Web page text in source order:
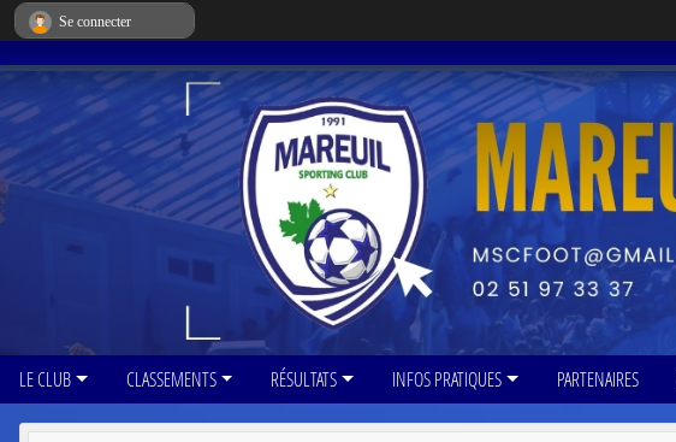
LE CLUB CLASSEMENTS RÉSULTATS INFOS PRATIQUES PARTENAIRES
Se connecter
Panneau de gestion des cookies